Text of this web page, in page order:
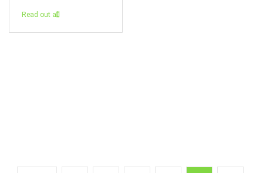
Read out all